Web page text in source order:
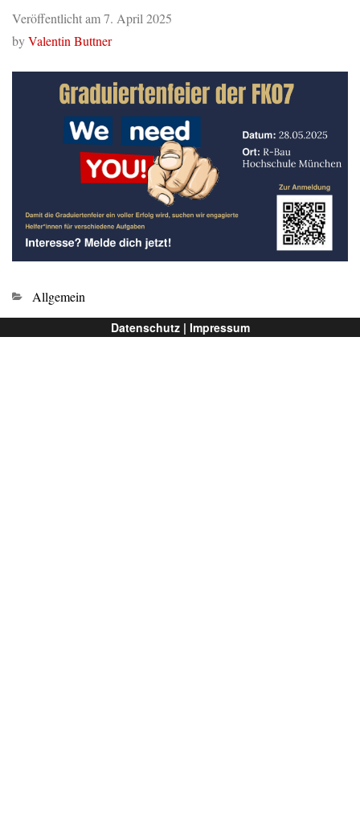
Veröffentlicht am7. April 2025
byValentin Buttner
Kategorien
Allgemein
Datenschutz | Impressum